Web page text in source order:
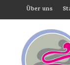
Über uns